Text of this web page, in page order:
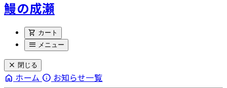
鰻の成瀬
shopping_cart カート
menu メニュー
close 閉じる
home ホーム info お知らせ一覧